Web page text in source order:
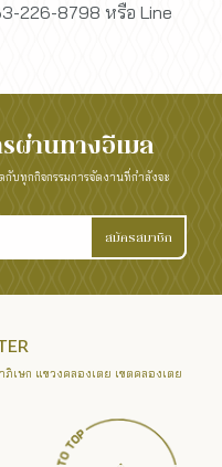
226-8798 หรือ Line
ผ่านทางอีเมล
บทุกกิจกรรมการจัดงานที่กำลังจะ
สมัครสมาชิก
เษก แขวงคลองเตย เขตคลองเตย